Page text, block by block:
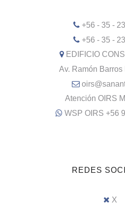
+56 - 35 -
+56 - 35 -
EDIFICIO
Av. Ramón Barros
Atención OIRS
WSP OIRS +56
REDES
X